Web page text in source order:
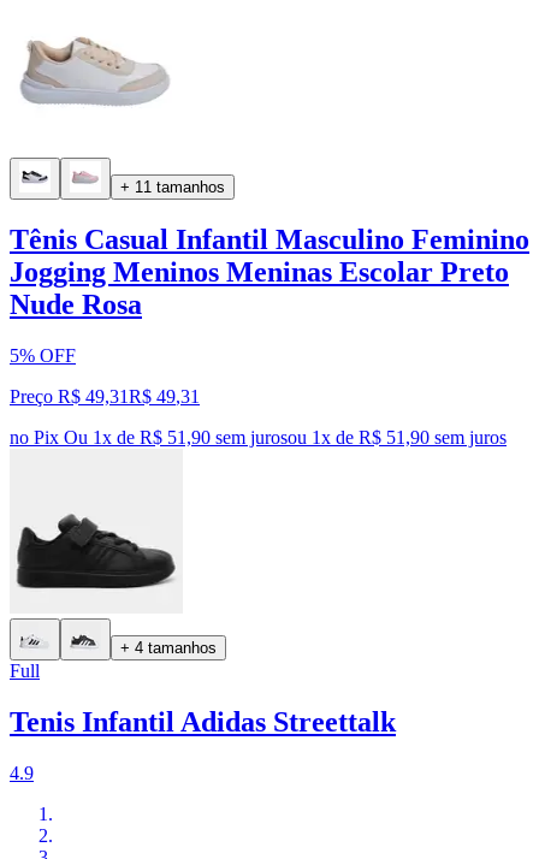
+ 11 tamanhos
Tênis Casual Infantil Masculino Feminino
Jogging Meninos Meninas Escolar Preto
Nude Rosa
5% OFF
Preço R$ 49,31R$ 49,31
no Pix Ou 1x de R$ 51,90 sem jurosou 1x de R$ 51,90 sem juros
+ 4 tamanhos
Full
Tenis Infantil Adidas Streettalk
4.9